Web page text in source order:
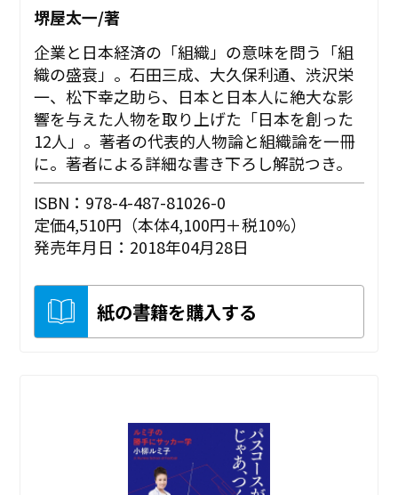
堺屋太一/著
企業と日本経済の「組織」の意味を問う「組
織の盛衰」。石田三成、大久保利通、渋沢栄
一、松下幸之助ら、日本と日本人に絶大な影
響を与えた人物を取り上げた「日本を創った
12人」。著者の代表的人物論と組織論を一冊
に。著者による詳細な書き下ろし解説つき。
ISBN：978-4-487-81026-0
定価4,510円（本体4,100円＋税10%）
発売年月日：2018年04月28日
紙の書籍を購入する